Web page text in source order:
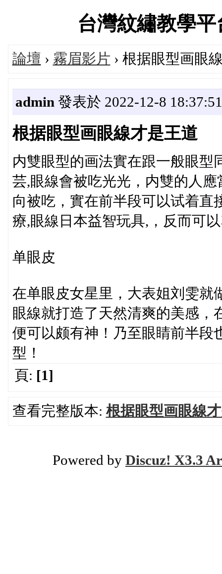
台灣紋繡教學
論壇 › 霧眉影片 › 根据眼型画眼
admin 發表於 2022-12-8 18:37:51
根据眼型画眼線才是王道
内雙眼型的画法實在跟一般眼型
芸,眼線會被吃光光，内雙的人
向被吃，實在前半段可以试着直
療,眼線日本益智玩具,，反而可
单眼皮
在单眼皮女星里，大表姐刘雯就
眼線就打造了天然清爽的美感，
便可以颇有神！乃至眼睛前半段
型！
頁: [1]
查看完整版本: 根据眼型画眼線
Powered by Discuz! X3.3